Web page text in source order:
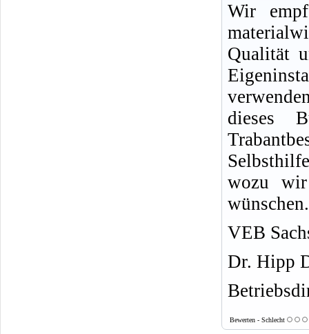
Wir
Qualität
dieses
wozu
wünschen.
VEB
Dr. Hipp
Bewerten - Schlecht